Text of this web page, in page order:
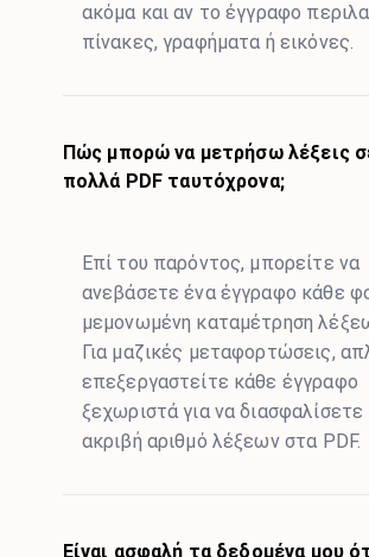
ακόμα και αν το έγγραφο
πίνακες, γραφήματα ή εικόνες.
Πώς μπορώ να μετρήσω λέξεις
πολλά PDF ταυτόχρονα;
Επί του παρόντος, μπορείτε να
ανεβάσετε ένα έγγραφο κάθε
μεμονωμένη καταμέτρηση
Για μαζικές μεταφορτώσεις,
επεξεργαστείτε κάθε έγγραφο
ξεχωριστά για να διασφαλίσετε
ακριβή αριθμό λέξεων στα PDF.
Είναι ασφαλή τα δεδομένα μου